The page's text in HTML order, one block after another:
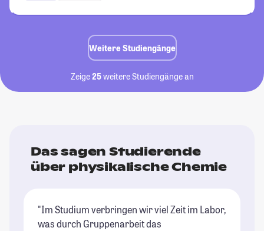
Weitere Studiengänge
Zeige25weitere Studiengänge an
Das sagen Studierende
über physikalische Chemie
"Im Studium verbringen wir viel Zeit im Labor,
was durch Gruppenarbeit das